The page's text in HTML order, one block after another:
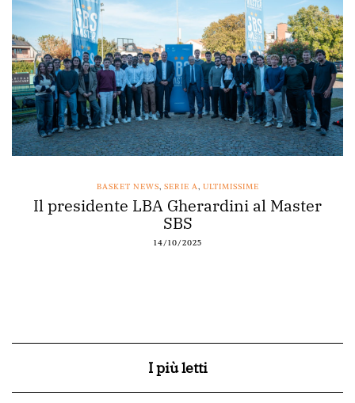
BASKET NEWS, SERIE A, ULTIMISSIME
Il presidente LBA Gherardini al Master
SBS
14/10/2025
I più letti